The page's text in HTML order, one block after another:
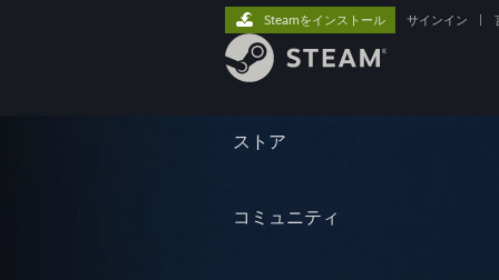
ストア
コミュニティ
Steamをインストール サインイン